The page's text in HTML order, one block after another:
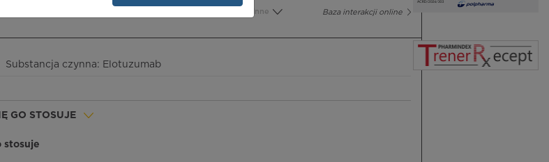
Baza interakcji online
Inne
Substancja czynna: Elotuzumab
GO STOSUJE
stosuje